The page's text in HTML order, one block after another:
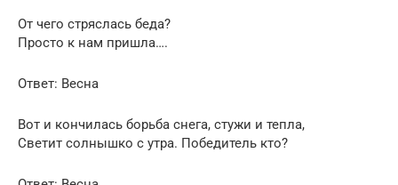
От чего стряслась беда?
Просто к нам пришла….
Ответ: Весна
Вот и кончилась борьба снега, стужи и тепла,
Светит солнышко с утра. Победитель кто?